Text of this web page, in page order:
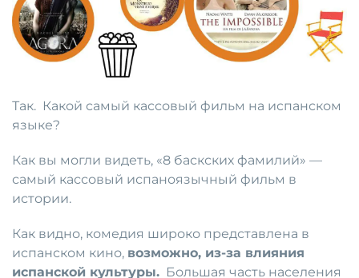
Так. Какой самый кассовый фильм на испанском
языке?
Как вы могли видеть, «8 баскских фамилий» —
самый кассовый испаноязычный фильм в
истории.
Как видно, комедия широко представлена ​​в
испанском кино, возможно, из-за влияния
испанской культуры. Большая часть населения